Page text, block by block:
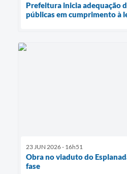
Prefeitura inicia adequação
públicas em cumprimento à
23 JUN 2026 - 16h51
Obra no viaduto do
fase